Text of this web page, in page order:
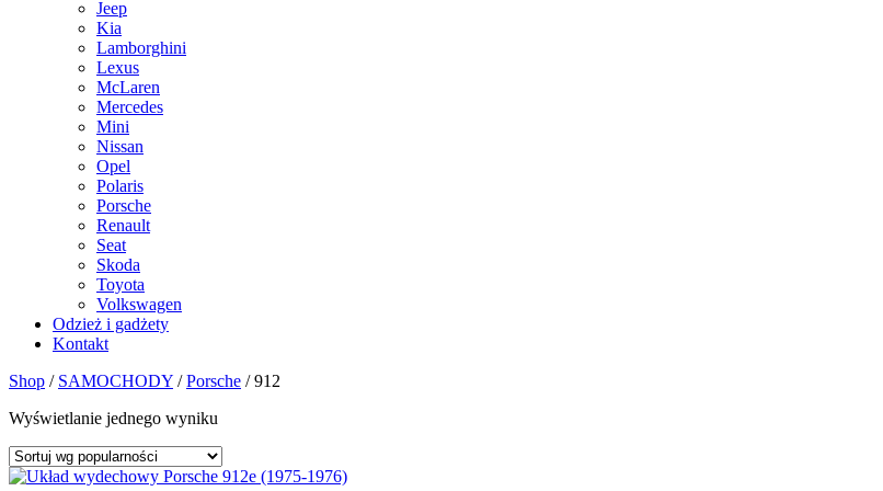
Jeep
Kia
Lamborghini
Lexus
McLaren
Mercedes
Mini
Nissan
Opel
Polaris
Porsche
Renault
Seat
Skoda
Toyota
Volkswagen
Odzież i gadżety
Kontakt
Shop / SAMOCHODY / Porsche /912
Wyświetlanie jednego wyniku